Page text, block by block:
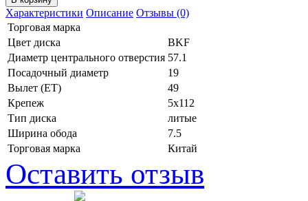
Характеристики Описание Отзывы (0)
Торговая марка
Цвет диска
BKF
Диаметр центрального отверстия 57.1
Посадочный диаметр
19
Вылет (ET)
49
Крепеж
5x112
Тип диска
литые
Ширина обода
7.5
Торговая марка
Китай
Оставить отзыв